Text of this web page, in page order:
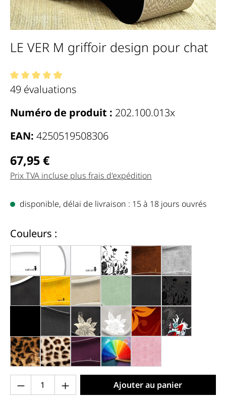
LE VER M griffoir design pour chat
Note moyenne de 4.98 de 5 étoiles
49 évaluations
Numéro de produit : 202.100.013x
EAN: 4250519508306
Regulärer Preis:
67,95 €
Prix TVA incluse plus frais d'expédition
disponible, délai de livraison : 15 à 18 jours ouvrés
Couleurs :
blanc avec bords (000)
blanc, bords gris (000d)
blanc brillant (000x)
blanc, fleurs noires (000c)
marron antique
gris (001)
noir, bords blancs (000g)
jaune foncé (004e)vert menthe hemlock (006h)
noir chiné (013)
noir, fleurs
noir mat (013x)anthracite (013h)
noir, fleurs argentées (015)
gris, fleurs blanches (019)
élégance (030)noir, koi (035)
léo (051)guépard (052)
violet (070)couleur personnalisée (999)
rose clair (205)
Produkt Anzahl: Gib den gewünschten
Ajouter au panier